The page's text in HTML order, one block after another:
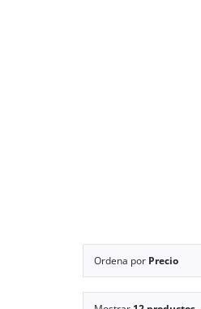
Ordena por Precio